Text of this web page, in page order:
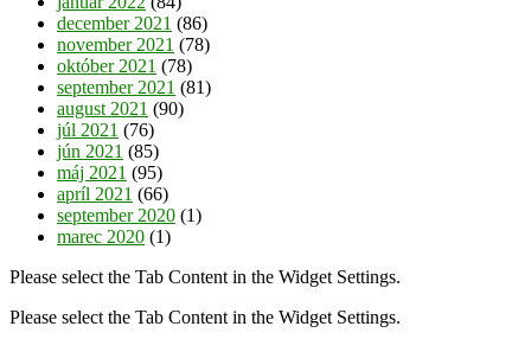
december 2021 (86)
november 2021 (78)
október 2021 (78)
september 2021 (81)
august 2021 (90)
júl 2021 (76)
jún 2021 (85)
máj 2021 (95)
apríl 2021 (66)
september 2020 (1)
marec 2020 (1)
Please select the Tab Content in the Widget Settings.
Please select the Tab Content in the Widget Settings.